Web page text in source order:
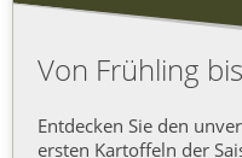
Von Frühling
Entdecken Sie den
ersten Kartoffeln der